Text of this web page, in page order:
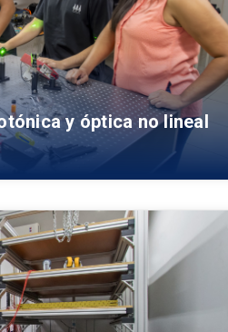
y óptica no lineal